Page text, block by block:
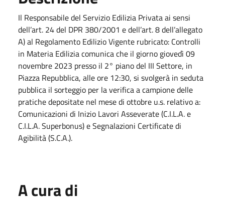
Il Responsabile del Servizio Edilizia Privata ai sensi
dell’art. 24 del DPR 380/2001 e dell’art. 8 dell’allegato
A) al Regolamento Edilizio Vigente rubricato: Controlli
in Materia Edilizia comunica che il giorno giovedì 09
novembre 2023 presso il 2° piano del III Settore, in
Piazza Repubblica, alle ore 12:30, si svolgerà in seduta
pubblica il sorteggio per la verifica a campione delle
pratiche depositate nel mese di ottobre u.s. relativo a:
Comunicazioni di Inizio Lavori Asseverate (C.I.L.A. e
C.I.L.A. Superbonus) e Segnalazioni Certificate di
Agibilità (S.C.A.).
A cura di